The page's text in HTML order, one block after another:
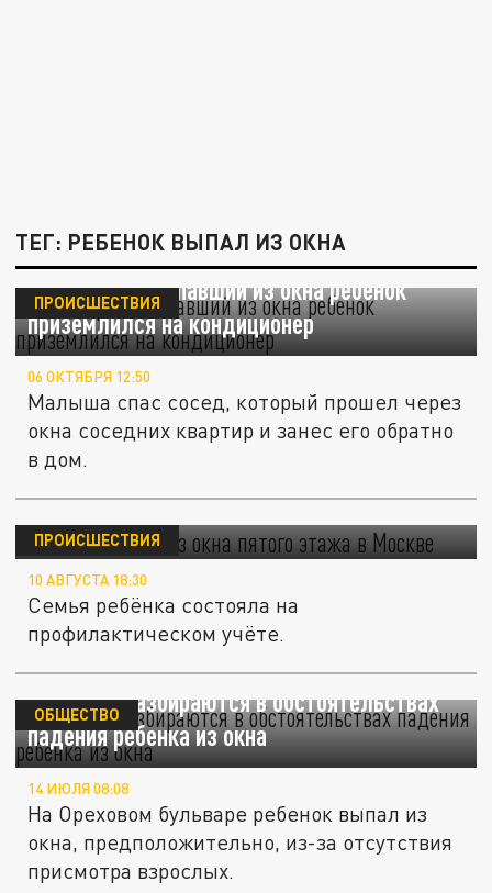
ТЕГ: РЕБЕНОК ВЫПАЛ ИЗ ОКНА
В Люберцах выпавший из окна ребенок
приземлился на кондиционер
ПРОИСШЕСТВИЯ
06 ОКТЯБРЯ 12:50
Малыша спас сосед, который прошел через
окна соседних квартир и занес его обратно
в дом.
Ребёнок выпал из окна пятого этажа в
Москве
ПРОИСШЕСТВИЯ
10 АВГУСТА 18:30
Семья ребёнка состояла на
профилактическом учёте.
В Москве разбираются в обстоятельствах
падения ребенка из окна
ОБЩЕСТВО
14 ИЮЛЯ 08:08
На Ореховом бульваре ребенок выпал из
окна, предположительно, из-за отсутствия
присмотра взрослых.